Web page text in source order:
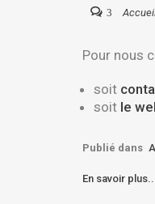
3
Pour nous
soit
soit le
Publié dans
En savoir